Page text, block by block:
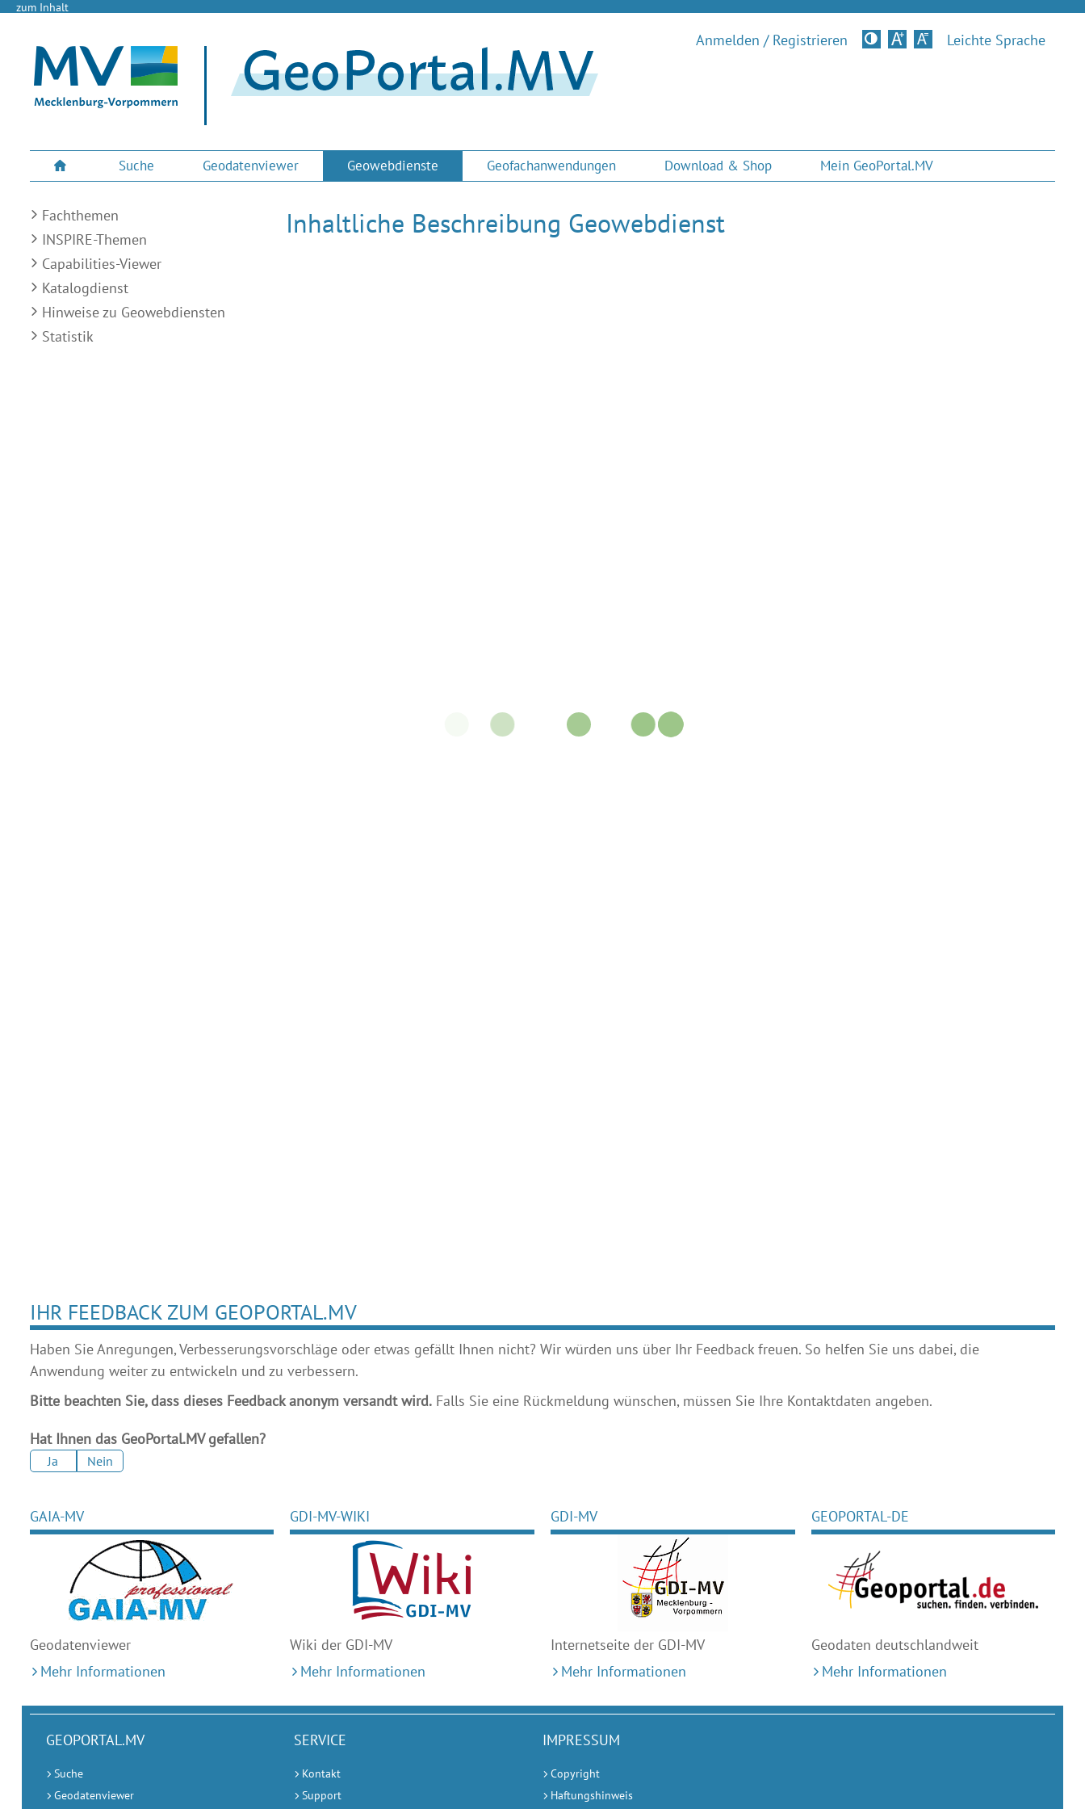
zum Inhalt
Anmelden / Registrieren KontrastversionLeichte Sprache
Suche Geodatenviewer Geowebdienste Geofachanwendungen Download & Shop Mein GeoPortal.MV
Fachthemen
INSPIRE-Themen
Capabilities-Viewer
Katalogdienst
Hinweise zu Geowebdiensten
Statistik
Inhaltliche Beschreibung Geowebdienst
IHR FEEDBACK ZUM GEOPORTAL.MV
Haben Sie Anregungen, Verbesserungsvorschläge oder etwas gefällt Ihnen nicht? Wir würden uns über Ihr Feedback freuen. So helfen Sie uns dabei, die
Anwendung weiter zu entwickeln und zu verbessern.
Bitte beachten Sie, dass dieses Feedback anonym versandt wird.Falls Sie eine Rückmeldung wünschen, müssen Sie Ihre Kontaktdaten angeben.
Hat Ihnen das GeoPortal.MV gefallen?
Ja Nein
GAIA-MV
Geodatenviewer
Mehr Informationen
GDI-MV-WIKI
Wiki der GDI-MV
Mehr Informationen
GDI-MV
Internetseite der GDI-MV
Mehr Informationen
GEOPORTAL-DE
Geodaten deutschlandweit
Mehr Informationen
GEOPORTAL.MV
Suche
Geodatenviewer
SERVICE
Kontakt
Support
IMPRESSUM
Copyright
Haftungshinweis